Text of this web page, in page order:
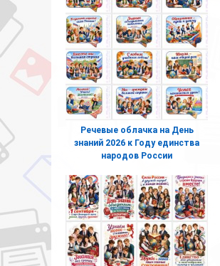
Речевые облачка на День
знаний 2026 к Году единства
народов России